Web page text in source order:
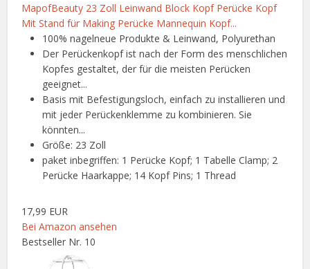
MapofBeauty 23 Zoll Leinwand Block Kopf Perücke Kopf
Mit Stand für Making Perücke Mannequin Kopf...
100% nagelneue Produkte & Leinwand, Polyurethan
Der Perückenkopf ist nach der Form des menschlichen
Kopfes gestaltet, der für die meisten Perücken
geeignet...
Basis mit Befestigungsloch, einfach zu installieren und
mit jeder Perückenklemme zu kombinieren. Sie
könnten...
Größe: 23 Zoll
paket inbegriffen: 1 Perücke Kopf; 1 Tabelle Clamp; 2
Perücke Haarkappe; 14 Kopf Pins; 1 Thread
17,99 EUR
Bei Amazon ansehen
Bestseller Nr. 10